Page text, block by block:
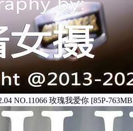
NO.11066 玫瑰我爱你 [85P-